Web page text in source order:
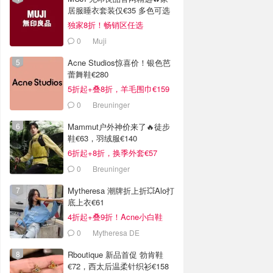
居服睡衣套装仅€35 多色可选
独家8折！畅销区任选
0 Muji
Acne Studios惊喜价！银色芭
蕾舞鞋€280
5折起+叠8折，羊毛围巾€159
0 Breuninger
Mammut户外神价来了🔥徒步
鞋€63，羽绒服€140
6折起+8折，换季外套€57
0 Breuninger
Mytheresa 潮牌折上折💥Alo打
底上衣€61
4折起+叠9折！Acne小白鞋
€2640 Mytheresa DE
Rboutique 新品首促 勃肯鞋
€72，西太后温柔针织衫€158